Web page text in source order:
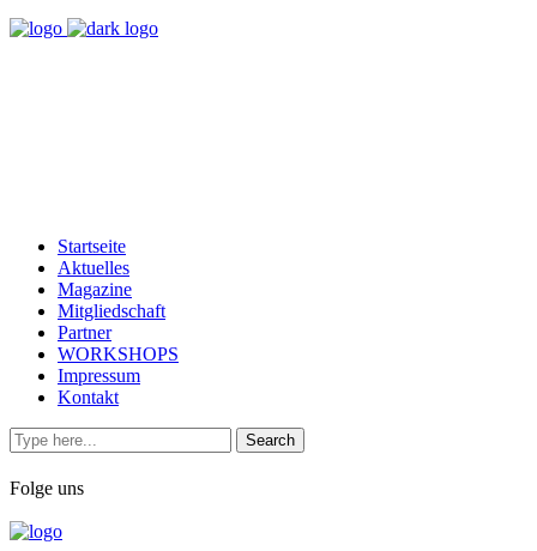
Startseite
Aktuelles
Magazine
Mitgliedschaft
Partner
WORKSHOPS
Impressum
Kontakt
Folge uns